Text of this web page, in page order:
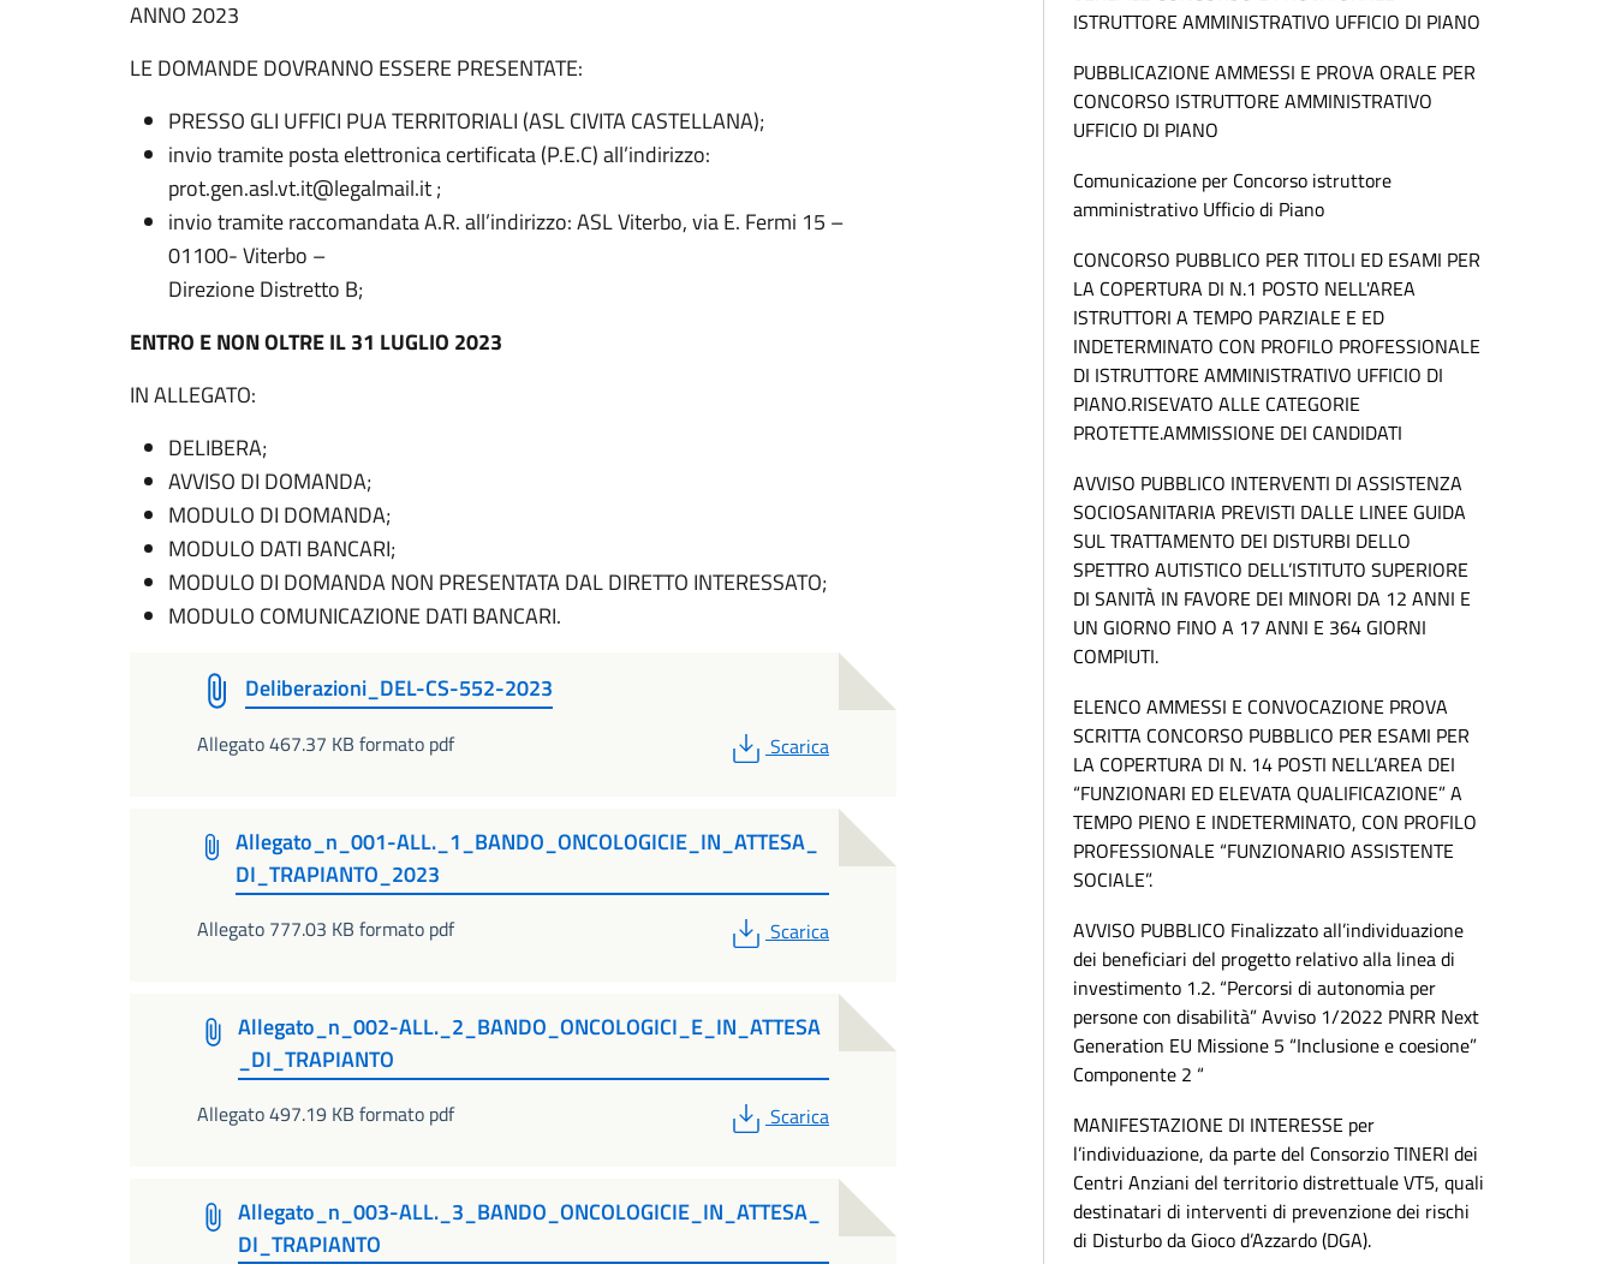
ANNO 2023
LE DOMANDE DOVRANNO ESSERE PRESENTATE:
PRESSO GLI UFFICI PUA TERRITORIALI (ASL CIVITA CASTELLANA);
invio tramite posta elettronica certificata (P.E.C) all’indirizzo:
prot.gen.asl.vt.it@legalmail.it ;
invio tramite raccomandata A.R. all’indirizzo: ASL Viterbo, via E. Fermi 15 –
01100- Viterbo –
Direzione Distretto B;
ENTRO E NON OLTRE IL 31 LUGLIO 2023
IN ALLEGATO:
DELIBERA;
AVVISO DI DOMANDA;
MODULO DI DOMANDA;
MODULO DATI BANCARI;
MODULO DI DOMANDA NON PRESENTATA DAL DIRETTO INTERESSATO;
MODULO COMUNICAZIONE DATI BANCARI.
Deliberazioni_DEL-CS-552-2023
Allegato 467.37 KB formato pdf PDF
Scarica
Allegato_n_001-ALL._1_BANDO_ONCOLOGICIE_IN_ATTESA_
DI_TRAPIANTO_2023
Allegato 777.03 KB formato pdf PDF
Scarica
Allegato_n_002-ALL._2_BANDO_ONCOLOGICI_E_IN_ATTESA
_DI_TRAPIANTO
Allegato 497.19 KB formato pdf PDF
Scarica
Allegato_n_003-ALL._3_BANDO_ONCOLOGICIE_IN_ATTESA_
DI_TRAPIANTO
ISTRUTTORE AMMINISTRATIVO UFFICIO DI PIANO
PUBBLICAZIONE AMMESSI E PROVA ORALE PER
CONCORSO ISTRUTTORE AMMINISTRATIVO
UFFICIO DI PIANO
Comunicazione per Concorso istruttore
amministrativo Ufficio di Piano
CONCORSO PUBBLICO PER TITOLI ED ESAMI PER
LA COPERTURA DI N.1 POSTO NELL'AREA
ISTRUTTORI A TEMPO PARZIALE E ED
INDETERMINATO CON PROFILO PROFESSIONALE
DI ISTRUTTORE AMMINISTRATIVO UFFICIO DI
PIANO.RISEVATO ALLE CATEGORIE
PROTETTE.AMMISSIONE DEI CANDIDATI
AVVISO PUBBLICO INTERVENTI DI ASSISTENZA
SOCIOSANITARIA PREVISTI DALLE LINEE GUIDA
SUL TRATTAMENTO DEI DISTURBI DELLO
SPETTRO AUTISTICO DELL’ISTITUTO SUPERIORE
DI SANITÀ IN FAVORE DEI MINORI DA 12 ANNI E
UN GIORNO FINO A 17 ANNI E 364 GIORNI
COMPIUTI.
ELENCO AMMESSI E CONVOCAZIONE PROVA
SCRITTA CONCORSO PUBBLICO PER ESAMI PER
LA COPERTURA DI N. 14 POSTI NELL’AREA DEI
“FUNZIONARI ED ELEVATA QUALIFICAZIONE” A
TEMPO PIENO E INDETERMINATO, CON PROFILO
PROFESSIONALE “FUNZIONARIO ASSISTENTE
SOCIALE”.
AVVISO PUBBLICO Finalizzato all’individuazione
dei beneficiari del progetto relativo alla linea di
investimento 1.2. “Percorsi di autonomia per
persone con disabilità” Avviso 1/2022 PNRR Next
Generation EU Missione 5 “Inclusione e coesione”
Componente 2 “
MANIFESTAZIONE DI INTERESSE per
l’individuazione, da parte del Consorzio TINERI dei
Centri Anziani del territorio distrettuale VT5, quali
destinatari di interventi di prevenzione dei rischi
di Disturbo da Gioco d’Azzardo (DGA).